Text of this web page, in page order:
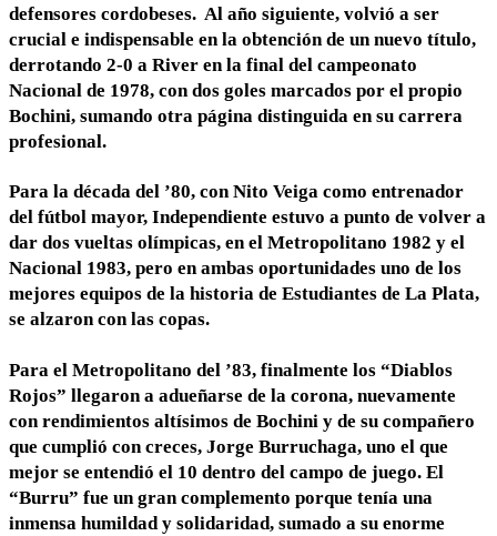
defensores cordobeses. Al año siguiente, volvió a ser
crucial e indispensable en la obtención de un nuevo título,
derrotando 2-0 a River en la final del campeonato
Nacional de 1978, con dos goles marcados por el propio
Bochini, sumando otra página distinguida en su carrera
profesional.
Para la década del ’80, con Nito Veiga como entrenador
del fútbol mayor, Independiente estuvo a punto de volver a
dar dos vueltas olímpicas, en el Metropolitano 1982 y el
Nacional 1983, pero en ambas oportunidades uno de los
mejores equipos de la historia de Estudiantes de La Plata,
se alzaron con las copas.
Para el Metropolitano del ’83, finalmente los “Diablos
Rojos” llegaron a adueñarse de la corona, nuevamente
con rendimientos altísimos de Bochini y de su compañero
que cumplió con creces, Jorge Burruchaga, uno el que
mejor se entendió el 10 dentro del campo de juego. El
“Burru” fue un gran complemento porque tenía una
inmensa humildad y solidaridad, sumado a su enorme